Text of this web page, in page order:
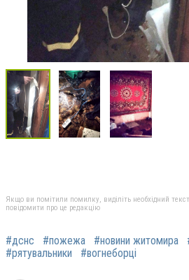
Якщо ви помітили помилку, виділіть необхідний
повідомити про це редакцію
#дснс #пожежа #новини житомира
#рятувальники
#вогнеборці